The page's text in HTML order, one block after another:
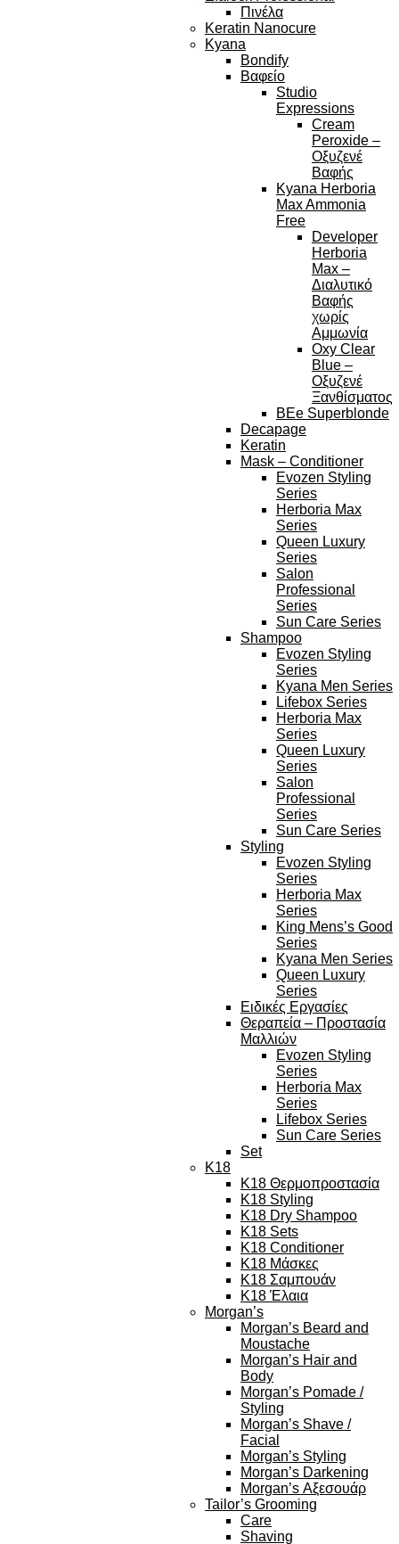
Πινέλα
Keratin Nanocure
Kyana
Bondify
Βαφείο
Studio
Expressions
Cream
Peroxide –
Οξυζενέ
Βαφής
Kyana Herboria
Max Ammonia
Free
Developer
Herboria
Max –
Διαλυτικό
Βαφής
χωρίς
Αμμωνία
Oxy Clear
Blue –
Οξυζενέ
Ξανθίσματος
BEe Superblonde
Decapage
Keratin
Mask – Conditioner
Evozen Styling
Series
Herboria Max
Series
Queen Luxury
Series
Salon
Professional
Series
Sun Care Series
Shampoo
Evozen Styling
Series
Kyana Men Series
Lifebox Series
Herboria Max
Series
Queen Luxury
Series
Salon
Professional
Series
Sun Care Series
Styling
Evozen Styling
Series
Herboria Max
Series
King Mens’s Good
Series
Kyana Men Series
Queen Luxury
Series
Ειδικές Εργασίες
Θεραπεία – Προστασία
Μαλλιών
Evozen Styling
Series
Herboria Max
Series
Lifebox Series
Sun Care Series
Set
K18
K18 Θερμοπροστασία
K18 Styling
K18 Dry Shampoo
K18 Sets
K18 Conditioner
K18 Μάσκες
K18 Σαμπουάν
K18 Έλαια
Morgan’s
Morgan’s Beard and
Moustache
Morgan’s Hair and
Body
Morgan’s Pomade /
Styling
Morgan’s Shave /
Facial
Morgan’s Styling
Morgan’s Darkening
Morgan’s Αξεσουάρ
Tailor’s Grooming
Care
Shaving